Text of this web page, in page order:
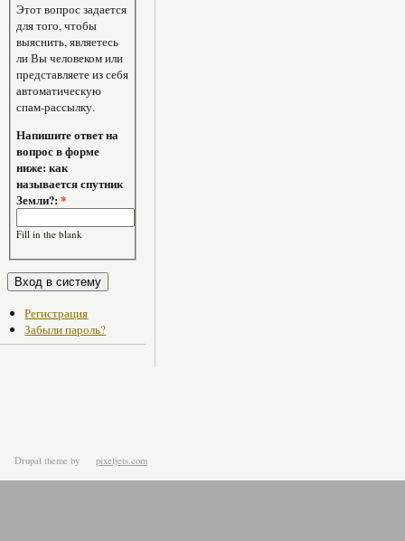
Этот вопрос задается
для того, чтобы
выяснить, являетесь
ли Вы человеком или
представляете из себя
автоматическую
спам-рассылку.
Напишите ответ на
вопрос в форме
ниже: как
называется спутник
Земли?:*
Fill in the blank
Регистрация
Забыли пароль?
Drupal theme by pixeljets.com